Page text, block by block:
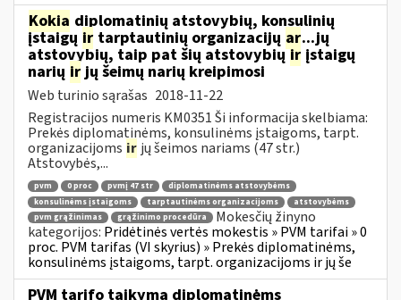
Kokia diplomatinių atstovybių, konsulinių
įstaigų ir tarptautinių organizacijų ar...jų
atstovybių, taip pat šių atstovybiųir įstaigų
narių irjų šeimų narių kreipimosi
Web turinio sąrašas 2018-11-22
Registracijos numeris KM0351 Ši informacija skelbiama:
Prekės diplomatinėms, konsulinėms įstaigoms, tarpt.
organizacijoms ir jų šeimos nariams (47 str.)
Atstovybės,...
pvm 0 proc pvmį 47 str
diplomatinėms atstovybėms
konsulinėms įstaigoms
tarptautinėms organizacijoms
atstovybėms
pvm grąžinimas
grąžinimo procedūra
Mokesčių žinyno
kategorijos: Pridėtinės vertės mokestis » PVM tarifai » 0
proc. PVM tarifas (VI skyrius) » Prekės diplomatinėms,
konsulinėms įstaigoms, tarpt. organizacijoms ir jų še
PVM tarifo taikymą diplomatinėms